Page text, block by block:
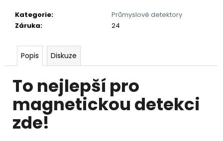
Kategorie:
Průmyslové detektory
Záruka: 24
Popis Diskuze
To nejlepší pro
magnetickou detekci
zde!
u
č
u
m
DETEKTOR
KOVŮ
MINELAB
X-